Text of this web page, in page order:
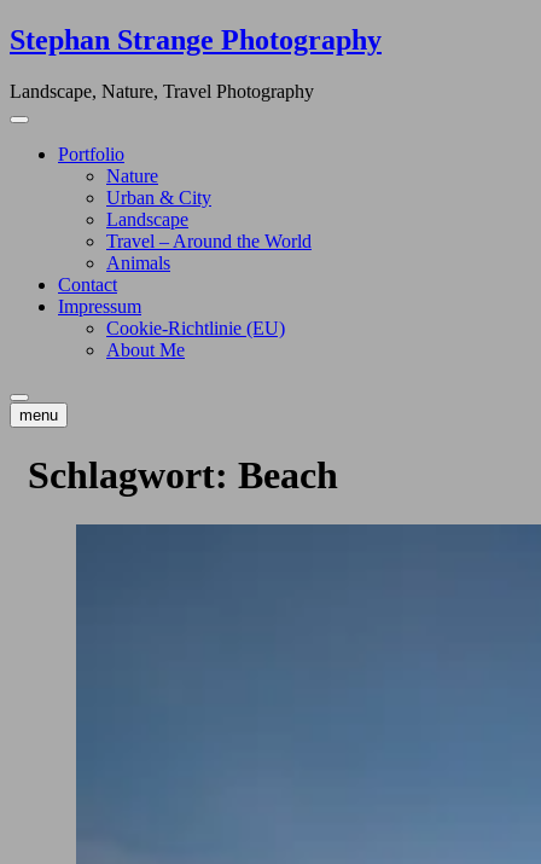
Skip
to
Stephan Strange Photography
Landscape, Nature, Travel Photography
Portfolio
Nature
Urban & City
Landscape
Travel – Around the World
Animals
Contact
Impressum
Cookie-Richtlinie (EU)
About Me
menu
Schlagwort: Beach